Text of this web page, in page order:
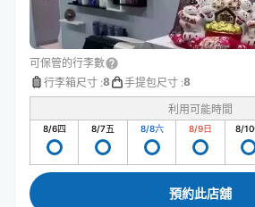
可保管的行李數
行李箱尺寸 :8 手提包尺寸 :8
利用可能時間
8/6四 8/7五 8/8六 8/9日 8/10
預約此店舖